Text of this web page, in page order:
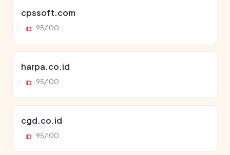
cpssoft.com
ID 95/100
harpa.co.id
ID 95/100
cgd.co.id
ID 95/100